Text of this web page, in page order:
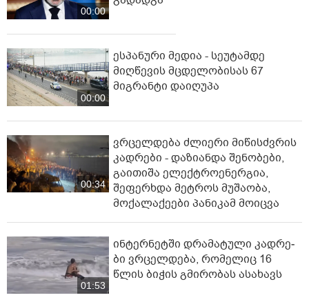
00:00
00:00
ესპანური მედია - სეუტამდე
მიღწევის მცდელობისას 67
მიგრანტი დაიღუპა
00:34
ვრცელდება ძლიერი მიწისძვრის
კადრები - დაზიანდა შენობები,
გაითიშა ელექტროენერგია,
შეფერხდა მეტროს მუშაობა,
მოქალაქეები პანიკამ მოიცვა
01:53
ინ­ტერ­ნეტ­ში დრა­მა­ტუ­ლი კად­რე­
ბი ვრცელდება, რომელიც 16
წლის ბიჭის გმირობას ასახავს